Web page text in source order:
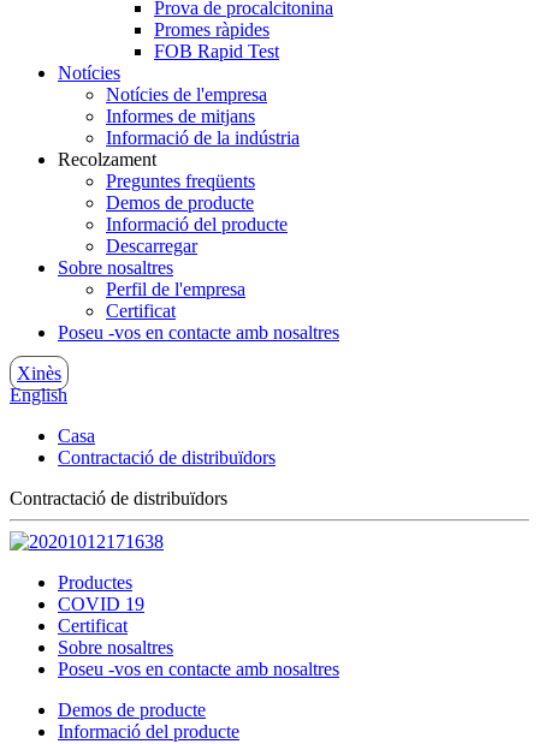
Prova de procalcitonina
Promes ràpides
FOB Rapid Test
Notícies
Notícies de l'empresa
Informes de mitjans
Informació de la indústria
Recolzament
Preguntes freqüents
Demos de producte
Informació del producte
Descarregar
Sobre nosaltres
Perfil de l'empresa
Certificat
Poseu -vos en contacte amb nosaltres
Xinès
English
Casa
Contractació de distribuïdors
Contractació de distribuïdors
Productes
COVID 19
Certificat
Sobre nosaltres
Poseu -vos en contacte amb nosaltres
Demos de producte
Informació del producte